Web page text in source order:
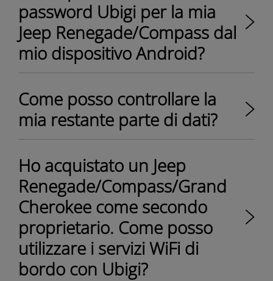
password Ubigi per la mia
Jeep Renegade/Compass dal
mio dispositivo Android?
Come posso controllare la
mia restante parte di dati?
Ho acquistato un Jeep
Renegade/Compass/Grand
Cherokee come secondo
proprietario. Come posso
utilizzare i servizi WiFi di
bordo con Ubigi?